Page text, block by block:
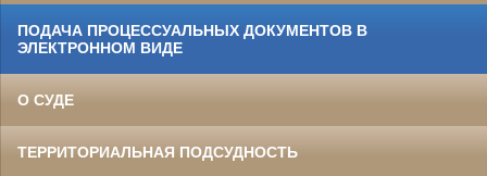
ПОДАЧА ПРОЦЕССУАЛЬНЫХ ДОКУМЕНТОВ В
ЭЛЕКТРОННОМ ВИДЕ
О СУДЕ
ТЕРРИТОРИАЛЬНАЯ ПОДСУДНОСТЬ